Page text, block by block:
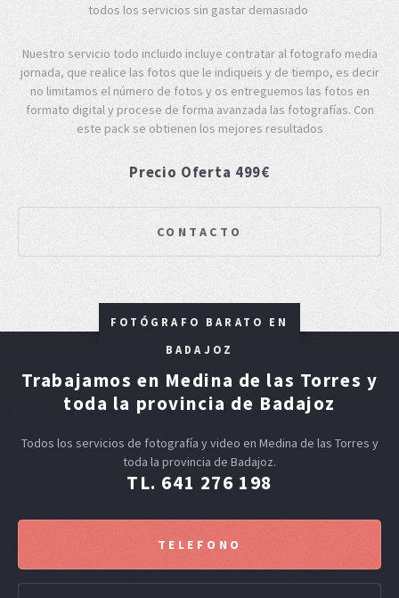
todos los servicios sin gastar demasiado
Nuestro servicio todo incluido incluye contratar al fotografo media
jornada, que realice las fotos que le indiqueis y de tiempo, es decir
no limitamos el número de fotos y os entreguemos las fotos en
formato digital y procese de forma avanzada las fotografías. Con
este pack se obtienen los mejores resultados
Precio Oferta 499€
CONTACTO
FOTÓGRAFO BARATO EN
BADAJOZ
Trabajamos en Medina de las Torres y
toda la provincia de Badajoz
Todos los servicios de fotografía y video en Medina de las Torres y
toda la provincia de Badajoz.
TL. 641 276 198
TELEFONO